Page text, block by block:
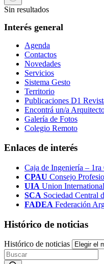
Sin resultados
Interés general
Agenda
Contactos
Novedades
Servicios
Sistema Gesto
Territorio
Publicaciones D1
Encontrá un/a
Galería de Fotos
Colegio Remoto
Enlaces de interés
Caja de Ingeniería –
CPAU Consejo
UIA Union
SCA Sociedad Central
FADEA Federación
Histórico de noticias
Histórico de noticias